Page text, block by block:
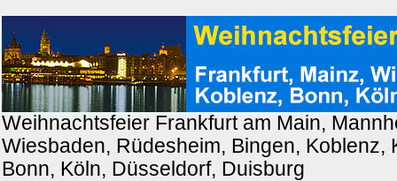
Weihnachtsfeier Frankfurt am Main,
Wiesbaden, Rüdesheim, Bingen, Koblenz,
Bonn, Köln, Düsseldorf, Duisburg